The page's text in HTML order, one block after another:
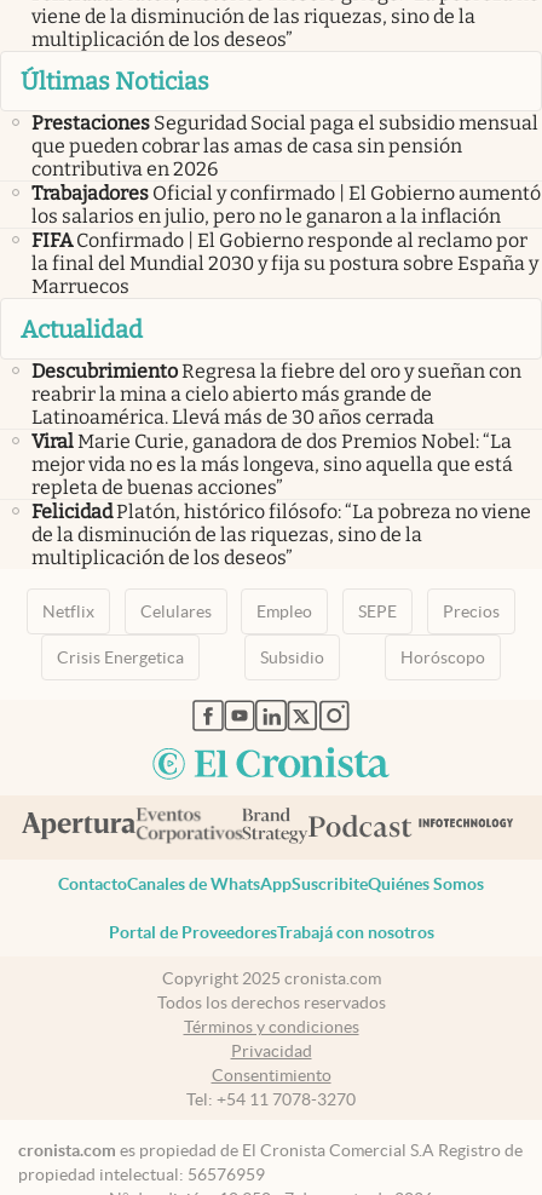
viene de la disminución de las riquezas, sino de la
multiplicación de los deseos”
Últimas Noticias
Prestaciones Seguridad Social paga el subsidio mensual
que pueden cobrar las amas de casa sin pensión
contributiva en 2026
Trabajadores Oficial y confirmado | El Gobierno aumentó
los salarios en julio, pero no le ganaron a la inflación
FIFA Confirmado | El Gobierno responde al reclamo por
la final del Mundial 2030 y fija su postura sobre España y
Marruecos
Actualidad
DescubrimientoRegresa la fiebre del oro y sueñan con
reabrir la mina a cielo abierto más grande de
Latinoamérica. Llevá más de 30 años cerrada
ViralMarie Curie, ganadora de dos Premios Nobel: “La
mejor vida no es la más longeva, sino aquella que está
repleta de buenas acciones”
FelicidadPlatón, histórico filósofo: “La pobreza no viene
de la disminución de las riquezas, sino de la
multiplicación de los deseos”
Netflix Celulares Empleo SEPE Precios
Crisis Energetica Subsidio Horóscopo
abre en nueva pestaña
abre en nueva pestaña
abre en nueva pestaña
abre en nueva pestaña
abre en nueva pestaña
ContactoCanales de WhatsAppSuscribiteQuiénes Somos
Portal de ProveedoresTrabajá con nosotros
Copyright 2025 cronista.com
Todos los derechos reservados
Términos y condiciones
Privacidad
Consentimiento
Tel: +54 11 7078-3270
cronista.com es propiedad de El Cronista Comercial S.A Registro de
propiedad intelectual: 56576959